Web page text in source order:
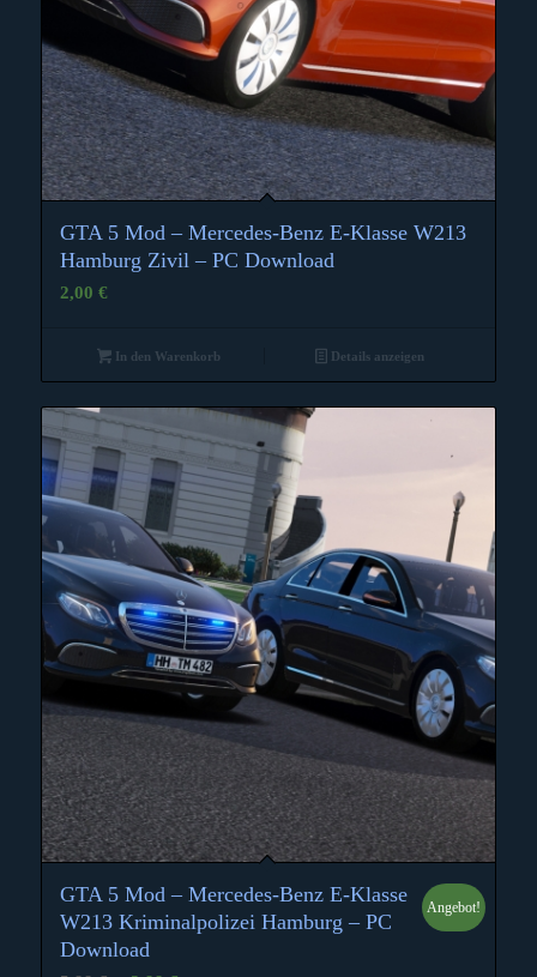
GTA 5 Mod – Mercedes-Benz E-Klasse W213
Hamburg Zivil – PC Download
2,00 €
In den Warenkorb Details anzeigen
5.00
GTA 5 Mod – Mercedes-Benz E-Klasse
W213 Kriminalpolizei Hamburg – PC
Download
Angebot!